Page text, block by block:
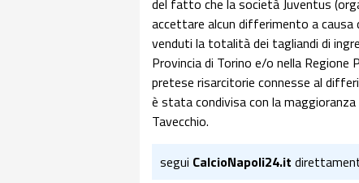
del fatto che la società Juventus
accettare alcun differimento a
venduti la totalità dei tagliandi di
Provincia di Torino e/o nella Regione
pretese risarcitorie connesse al
è stata condivisa con la maggioranza
Tavecchio.
segui CalcioNapoli24.it